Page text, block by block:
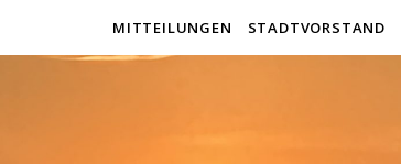
MITTEILUNGEN STADTVORSTAND